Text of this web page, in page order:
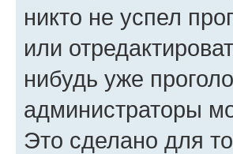
никто не успел
или
нибудь уже
администраторы
Это сделано для